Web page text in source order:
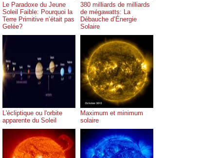
Le Paradoxe du Jeune
Soleil Faible: Pourquoi la
Terre Primitive n’était pas
Gelée?
380 milliards de milliards
de mégawatts: La
Débauche d’Énergie
Solaire
L'écliptique ou l'orbite
apparente du Soleil
Maximum et minimum
solaire